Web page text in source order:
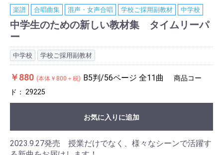
楽譜 合唱曲集 混声・女声合唱 学校ご採用副教材 中学校
中学生のための新しい教材集 タイムリーパ
ー
中学校 学校ご採用副教材
￥880 (本体￥800＋税) B5判/56ページ 全11曲
商品コー
ド： 29225
お気に入りに追加
2023.9.27発売 授業だけでなく、様々なシーンで活躍す